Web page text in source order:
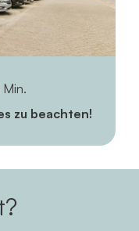
Min.
zu beachten!